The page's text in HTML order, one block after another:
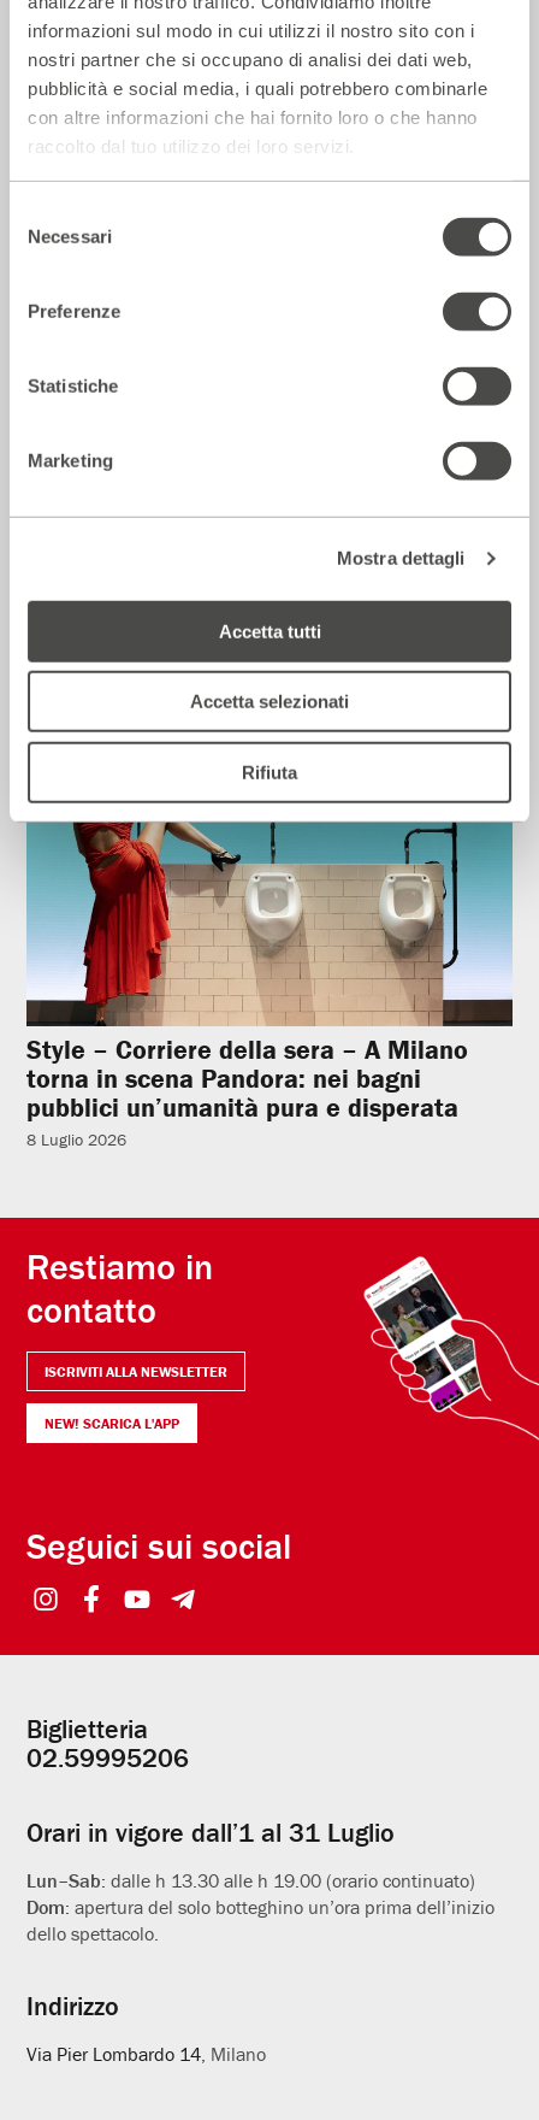
informazioni sul modo in cui utilizzi il nostro sito con i
nostri partner che si occupano di analisi dei dati web,
pubblicità e social media, i quali potrebbero combinarle
con altre informazioni che hai fornito loro o che hanno
raccolto dal tuo utilizzo dei loro servizi.
delNecessari
Preferenze
Statistiche
Marketing
Mostra dettagli
Accetta tutti
Accetta selezionati
Rifiuta
La Repubblica – In scena gli eroi di
strada secondo Raffaele Viviani
Frassica
Rassegna Stampa
Style – Corriere della sera – A Milano
torna in scena Pandora: nei bagni
pubblici un’umanità pura e disperata
8 Luglio 2026
Restiamo in
contatto
ISCRIVITI ALLA NEWSLETTER
NEW! SCARICA L'APP
Seguici sui social
Informazioni
utili
Biglietteria
02.59995206
Orari in vigore dall’1 al 31 Luglio
Lun–Sab:dalle h 13.30 alle h 19.00 (orario continuato)
Dom:apertura del solo botteghino un’ora prima dell’inizio
dello spettacolo.
Indirizzo
Via Pier Lombardo 14 , Milano